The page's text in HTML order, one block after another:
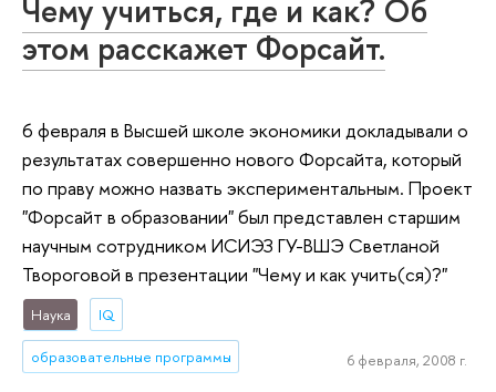
Чему учиться, где и как? Об
этом расскажет Форсайт.
6 февраля в Высшей школе экономики докладывали о
результатах совершенно нового Форсайта, который
по праву можно назвать экспериментальным. Проект
"Форсайт в образовании" был представлен старшим
научным сотрудником ИСИЭЗ ГУ-ВШЭ Светланой
Твороговой в презентации "Чему и как учить(ся)?"
Наука IQ
образовательные программы 6 февраля, 2008 г.